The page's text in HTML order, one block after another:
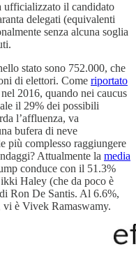
ufficializzato il candidato
delegati (equivalenti
senza alcuna soglia
stato sono 752.000, che
di elettori. Come riportato
2016, quando nei caucus
il 29% dei possibili
l’affluenza, va
bufera di neve
più complesso raggiungere
Attualmente la media
conduce con il 51.3%
Haley (che da poco è
Ron De Santis. Al 6.6%,
vi è Vivek Ramaswamy.